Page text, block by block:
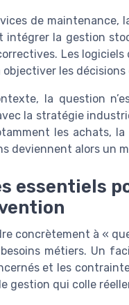
de
intégrer la gestion
Les
les
la question
la stratégie
les achats,
deviennent alors un
essentiels
concrètement à «
métiers. Un
et les
gestion qui colle